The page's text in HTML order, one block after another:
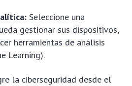
Seleccione una
gestionar sus dispositivos,
herramientas de análisis
Learning).
la ciberseguridad desde el